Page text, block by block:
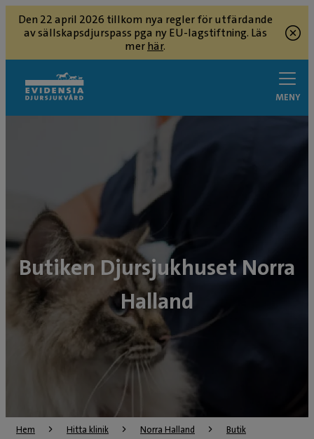
Den 22 april 2026 tillkom nya regler för utfärdande
av sällskapsdjurspass pga ny EU-lagstiftning. Läs
merhär.
MENY
Butiken Djursjukhuset Norra
Halland
Hem Hitta klinik Norra Halland Butik